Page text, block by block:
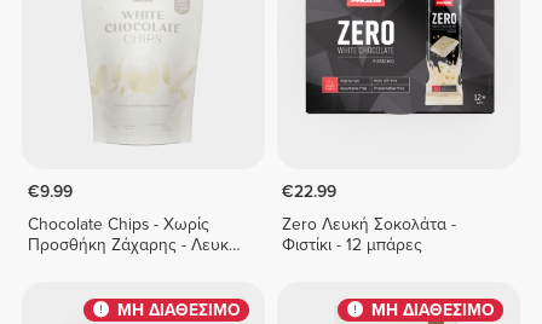
€9.99
Chocolate Chips - Χωρίς
Προσθήκη Ζάχαρης - Λευκή
€22.99
Zero Λευκή Σοκολάτα -
Φιστίκι - 12 μπάρες
ΜΗ ΔΙΑΘΕΣΙΜΟ ΜΗ ΔΙΑΘΕΣΙΜΟ